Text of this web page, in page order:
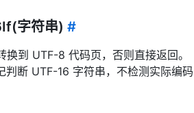
字符串) #
换到 UTF-8 代码页，否则直接返回。
判断 UTF-16 字符串，不检测实际编码